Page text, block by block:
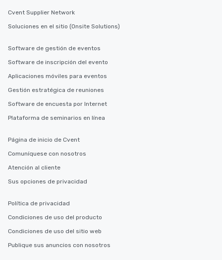
Cvent Supplier Network
Soluciones en el sitio (Onsite Solutions)
Software de gestión de eventos
Software de inscripción del evento
Aplicaciones móviles para eventos
Gestión estratégica de reuniones
Software de encuesta por Internet
Plataforma de seminarios en línea
Página de inicio de Cvent
Comuníquese con nosotros
Atención al cliente
Sus opciones de privacidad
Política de privacidad
Condiciones de uso del producto
Condiciones de uso del sitio web
Publique sus anuncios con nosotros